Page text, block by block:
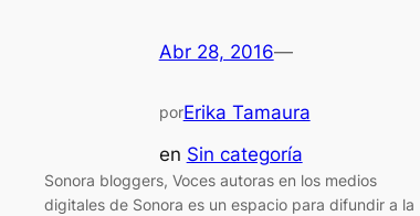
Abr 28, 2016—
porErika Tamaura
en Sin categoría
Sonora bloggers, Voces autoras en los medios
digitales de Sonora es un espacio para difundir a la